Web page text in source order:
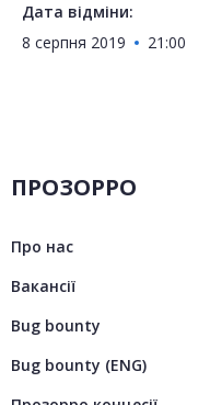
Дата відміни:
8 серпня 2019
21:00
ПРОЗОРРО
Про нас
Вакансії
Bug bounty
Bug bounty (ENG)